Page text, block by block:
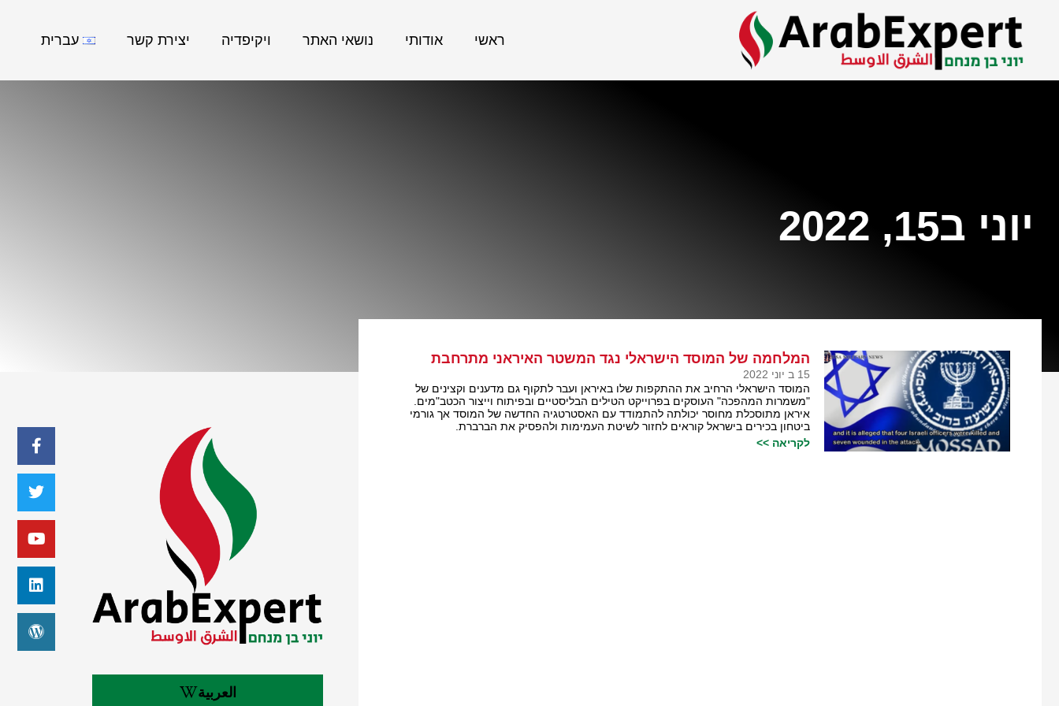
ראשי אודותי נושאי האתר ויקיפדיה יצירת קשר עברית
יוני ב15, 2022
המלחמה של המוסד הישראלי נגד המשטר האיראני מתרחבת
15 ב יוני 2022
המוסד הישראלי הרחיב את ההתקפות שלו באיראן ועבר לתקוף גם מדענים וקצינים של
"משמרות המהפכה" העוסקים בפרוייקט הטילים הבליסטיים ובפיתוח וייצור הכטב"מים.
איראן מתוסכלת מחוסר יכולתה להתמודד עם האסטרטגיה החדשה של המוסד אך גורמי
ביטחון בכירים בישראל קוראים לחזור לשיטת העמימות ולהפסיק את הברברת.
לקריאה >>
العربية